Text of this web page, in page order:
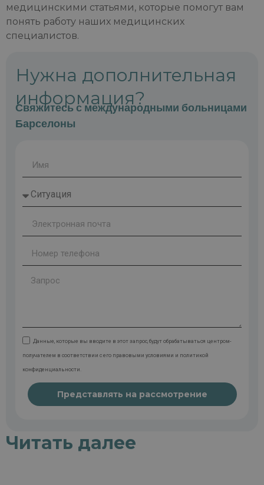
медицинскими статьями, которые помогут вам
понять работу наших медицинских
специалистов.
Нужна дополнительная
информация?
Свяжитесь с международными больницами
Барселоны
Данные, которые вы вводите в этот запрос, будут обрабатываться центром-
получателем в соответствии с его правовыми условиями и политикой
конфиденциальности.
Представлять на рассмотрение
Читать далее